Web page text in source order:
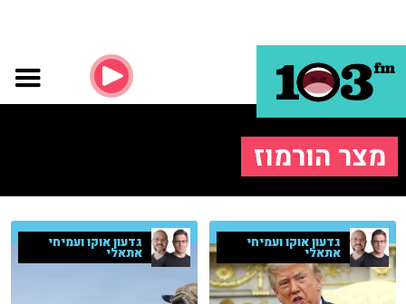
מצר הורמוז
גדעון אוקו ועמיחי
אתאלי
גדעון אוקו ועמיחי
אתאלי